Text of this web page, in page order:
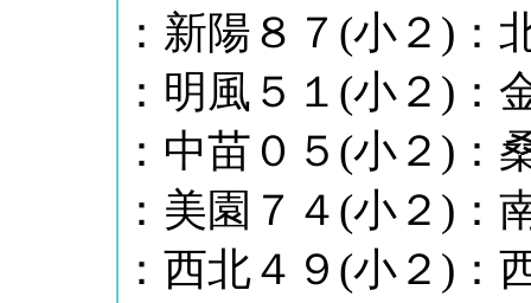
：新陽８７(小２)：
：明風５１(小２)：
：中苗０５(小２)：
：美園７４(小２)：
：西北４９(小２)：